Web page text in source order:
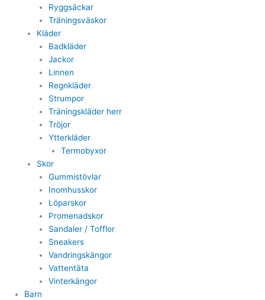
Ryggsäckar
Träningsväskor
Kläder
Badkläder
Jackor
Linnen
Regnkläder
Strumpor
Träningskläder herr
Tröjor
Ytterkläder
Termobyxor
Skor
Gummistövlar
Inomhusskor
Löparskor
Promenadskor
Sandaler / Tofflor
Sneakers
Vandringskängor
Vattentäta
Vinterkängor
Barn